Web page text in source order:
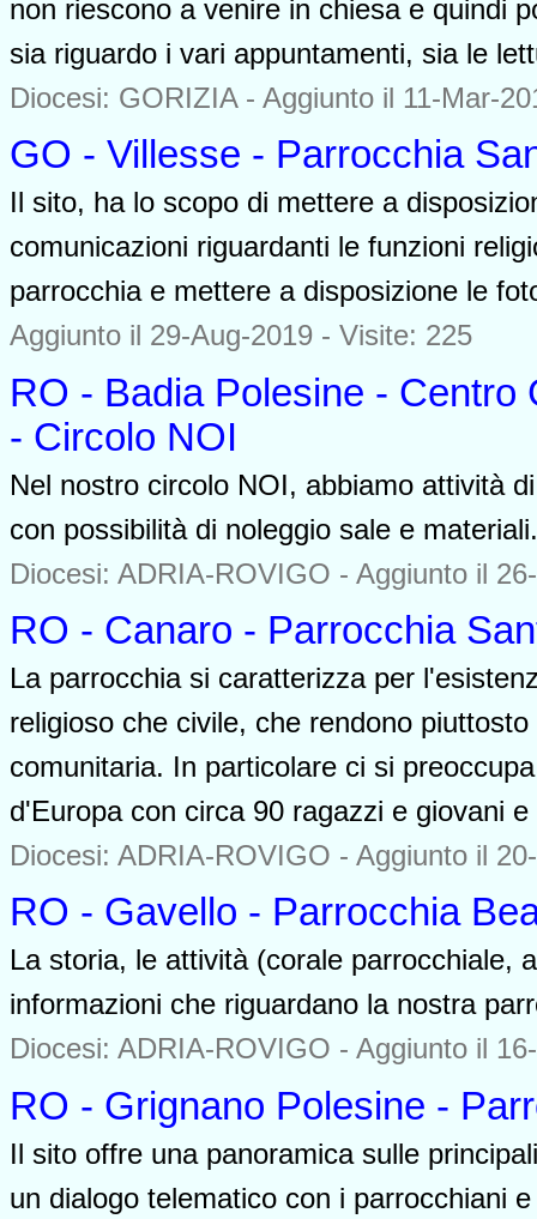
non riescono a venire in chiesa e quindi
sia riguardo i vari appuntamenti, sia le
Diocesi: GORIZIA - Aggiunto il 11-Mar-
GO - Villesse - Parrocchia
Il sito, ha lo scopo di mettere a
comunicazioni riguardanti le funzioni
parrocchia e mettere a disposizione le
Aggiunto il 29-Aug-2019 - Visite: 225
RO - Badia Polesine -
- Circolo NOI
Nel nostro circolo NOI, abbiamo attività
con possibilità di noleggio sale e materiali.
Diocesi: ADRIA-ROVIGO - Aggiunto il
RO - Canaro - Parrocchia
La parrocchia si caratterizza per
religioso che civile, che rendono
comunitaria. In particolare ci si
d'Europa con circa 90 ragazzi e giovani
Diocesi: ADRIA-ROVIGO - Aggiunto il
RO - Gavello - Parrocchia
La storia, le attività (corale parrocchiale,
informazioni che riguardano la nostra
Diocesi: ADRIA-ROVIGO - Aggiunto il
RO - Grignano Polesine -
Il sito offre una panoramica sulle
un dialogo telematico con i parrocchiani